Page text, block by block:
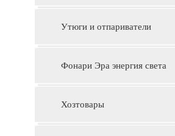
Утюги и отпариватели
Фонари Эра энергия света
Хозтовары